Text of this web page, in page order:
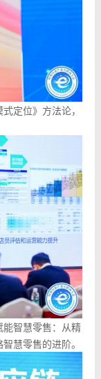
定位》方法论，
智慧零售：从精
慧零售的进阶。